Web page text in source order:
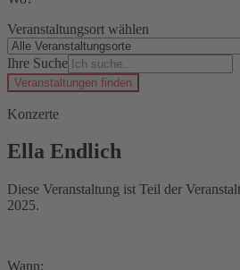
Veranstaltungsort wählen
Ihre Suche
Veranstaltungen finden
Konzerte
Ella Endlich
Diese Veranstaltung ist Teil der
2025.
Wann: